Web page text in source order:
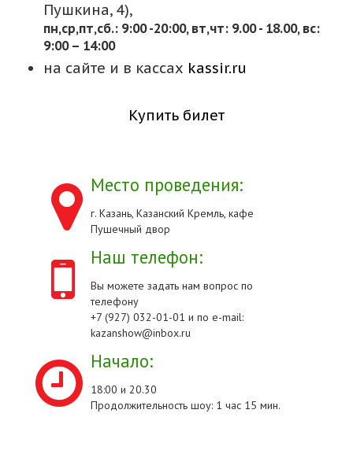
Пушкина, 4),
пн,cр,пт,сб.: 9:00 -20:00, вт,чт: 9.00 - 18.00, вс:
9:00 – 14:00
на сайте и в кассах kassir.ru
Купить билет
Место проведения:
г. Казань, Казанский Кремль, кафе
Пушечный двор
Наш телефон:
Вы можете задать нам вопрос по
телефону
+7 (927) 032-01-01 и по e-mail:
kazanshow@inbox.ru
Начало:
18:00 и 20.30
Продолжительность шоу: 1 час 15 мин.